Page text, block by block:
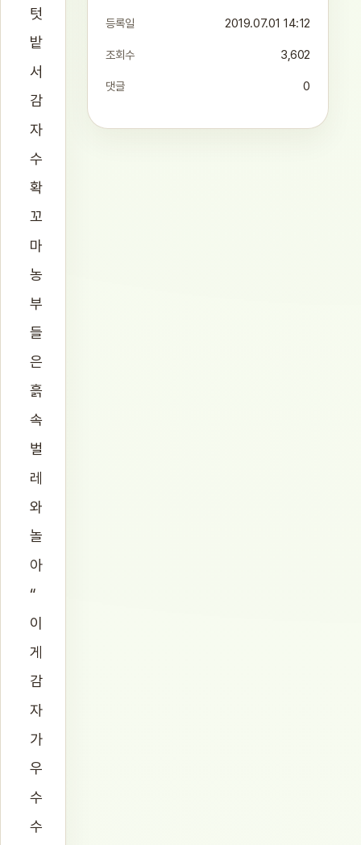
텃
밭
서
감
자
수
확
꼬
마
농
부
들
은
흙
속
벌
레
와
놀
아
“
이
게
감
자
가
우
수
수
등록일 2019.07.01 14:12
조회수 3,602
댓글 0